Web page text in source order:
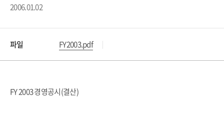
2006.01.02
파일 FY2003.pdf
FY 2003 경영공시(결산)